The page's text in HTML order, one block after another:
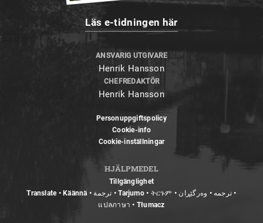
Läs e-tidningen här
ANSVARIG UTGIVARE
Henrik Hansson
CHEFREDAKTÖR
Henrik Hansson
Personuppgiftspolicy
Cookie-info
Cookie-inställningar
HJÄLPMEDEL
Tillgänglighet
Translate • Käännä • ترجمة • Tarjumo • ትርጉም • ترجمه • وەرگێڕان •
แปลภาษา • Tłumacz